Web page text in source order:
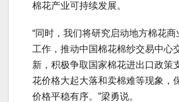
棉花产业可持续发展。
“同时，我们将研究启动地方棉花商
工作，推动中国棉花棉纱交易中心
新，积极争取国家棉花进出口政策
花价格大起大落和卖棉难等现象，
价格平稳有序。”梁勇说。